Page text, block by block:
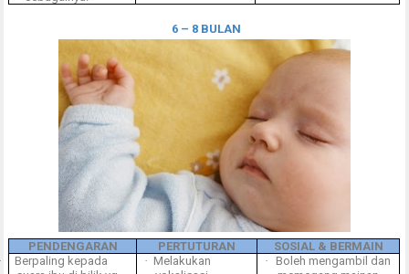
6 – 8 BULAN
PENDENGARAN PERTUTURAN
SOSIAL & BERMAIN
Berpaling kepada
· Melakukan
·
Boleh mengambil dan